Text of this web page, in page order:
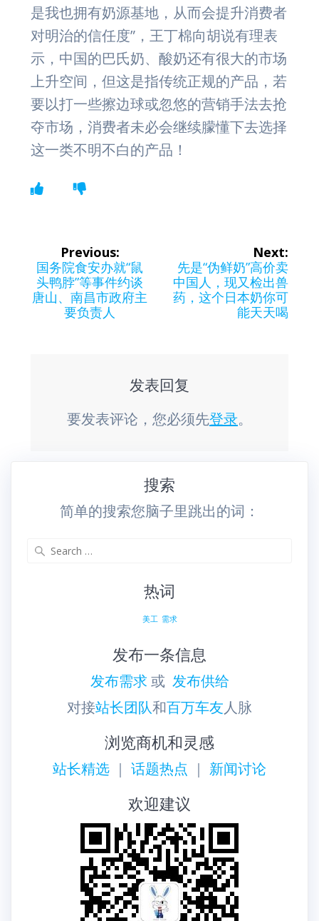
是我也拥有奶源基地，从而会提升消费者
对明治的信任度”，王丁棉向胡说有理表
示，中国的巴氏奶、酸奶还有很大的市场
上升空间，但这是指传统正规的产品，若
要以打一些擦边球或忽悠的营销手法去抢
夺市场，消费者未必会继续朦懂下去选择
这一类不明不白的产品！
导
Previous:
Previous
post:
国务院食安办就“鼠
头鸭脖”等事件约谈
唐山、南昌市政府主
要负责人
Next:
Next
post:
先是“伪鲜奶”高价卖
中国人，现又检出兽
药，这个日本奶你可
能天天喝
发表回复
要发表评论，您必须先登录。
搜索
简单的搜索您脑子里跳出的词：
热词
美工 需求
发布一条信息
发布需求 或 发布供给
对接站长团队和百万车友人脉
浏览商机和灵感
站长精选 ｜ 话题热点 ｜ 新闻讨论
欢迎建议